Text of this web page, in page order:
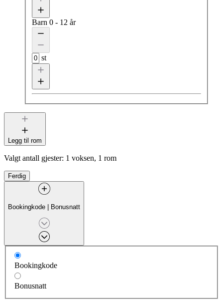
Barn 0 - 12 år
st
Legg til rom
Valgt antall gjester: 1 voksen, 1 rom
Ferdig
Bookingkode | Bonusnatt
Bookingkode
Bonusnatt